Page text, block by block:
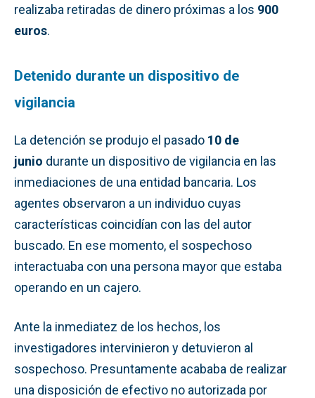
realizaba retiradas de dinero próximas a los 900
euros.
Detenido durante un dispositivo de
vigilancia
La detención se produjo el pasado 10 de
junio durante un dispositivo de vigilancia en las
inmediaciones de una entidad bancaria. Los
agentes observaron a un individuo cuyas
características coincidían con las del autor
buscado. En ese momento, el sospechoso
interactuaba con una persona mayor que estaba
operando en un cajero.
Ante la inmediatez de los hechos, los
investigadores intervinieron y detuvieron al
sospechoso. Presuntamente acababa de realizar
una disposición de efectivo no autorizada por